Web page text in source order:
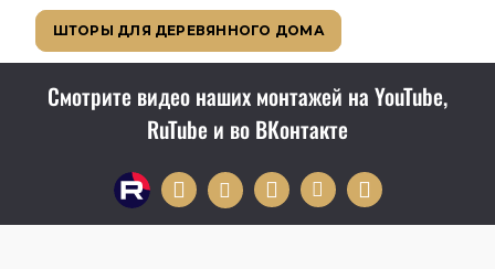
ШТОРЫ ДЛЯ ДЕРЕВЯННОГО ДОМА
Смотрите видео наших монтажей на YouTube,
RuTube и во ВКонтакте